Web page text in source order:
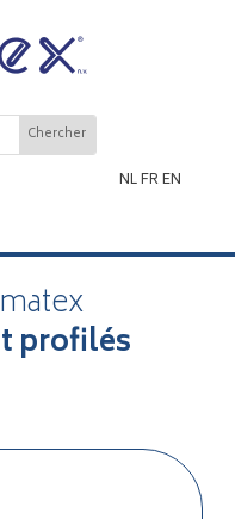
NLFREN
profilés